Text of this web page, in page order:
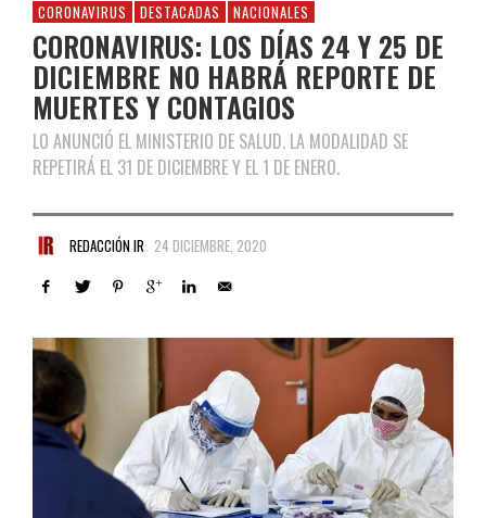
CORONAVIRUS DESTACADAS NACIONALES
CORONAVIRUS: LOS DÍAS 24 Y 25 DE
DICIEMBRE NO HABRÁ REPORTE DE
MUERTES Y CONTAGIOS
LO ANUNCIÓ EL MINISTERIO DE SALUD. LA MODALIDAD SE
REPETIRÁ EL 31 DE DICIEMBRE Y EL 1 DE ENERO.
REDACCIÓN IR 24 DICIEMBRE, 2020